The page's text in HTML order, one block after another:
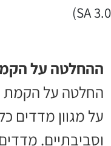
SA 3.0)
ההחלטה על
החלטה על הקמת
על מגוון מדדים
וסביבתיים.